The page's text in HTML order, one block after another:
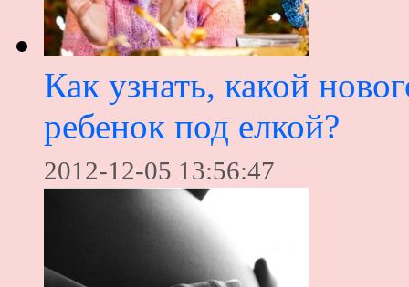
Как узнать, какой
ребенок под елкой?
2012-12-05 13:56:47